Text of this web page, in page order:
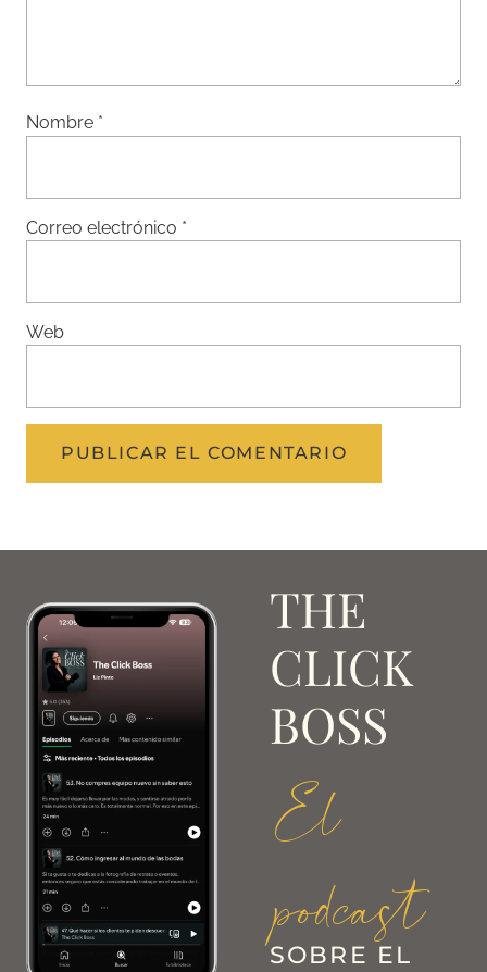
Nombre *
Correo electrónico *
Web
THE
CLICK
BOSS
El
podcast
SOBRE EL